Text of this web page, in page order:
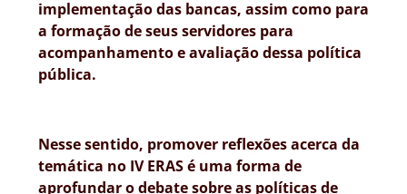
implementação das bancas, assim como para
a formação de seus servidores para
acompanhamento e avaliação dessa política
pública.
Nesse sentido, promover reflexões acerca da
temática no IV ERAS é uma forma de
aprofundar o debate sobre as políticas de